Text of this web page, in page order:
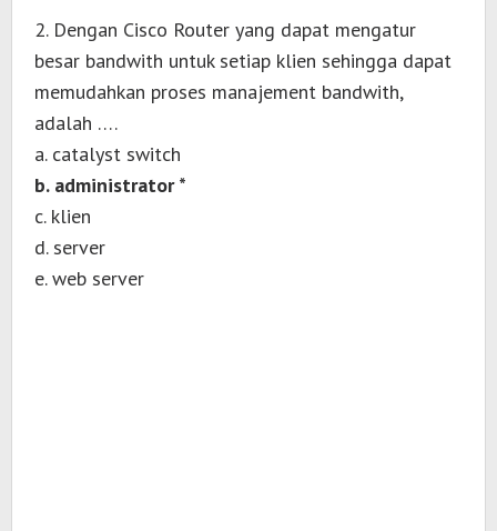
2. Dengan Cisco Router yang dapat mengatur
besar bandwith untuk setiap klien sehingga dapat
memudahkan proses manajement bandwith,
adalah ….
a. catalyst switch
b. administrator *
c. klien
d. server
e. web server